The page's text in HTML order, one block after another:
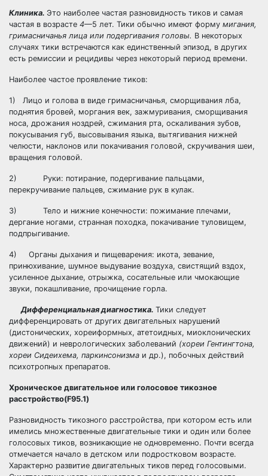
Клиника. Это наиболее частая разновидность тиков и самая
частая в возрасте 4—5 лет. Тики обычно имеют форму мигания,
гримасничанья лица или подергивания головы. В некоторых
случаях тики встречаются как единственный эпизод, в других
есть ремиссии и рецидивы через некоторый период времени.
Наиболее частое проявление тиков:
1) Лицо и голова в виде гримасничанья, сморщивания лба,
поднятия бровей, моргания век, зажмуривания, сморщивания
носа, дрожания ноздрей, сжимания рта, оскаливания зубов,
покусывания губ, высовывания языка, вытягивания нижней
челюсти, наклонов или покачивания головой, скручивания шеи,
вращения головой.
2) Руки: потирание, подергивание пальцами,
перекручивание пальцев, сжимание рук в кулак.
3) Тело и нижние конечности: пожимание плечами,
дергание ногами, странная походка, покачивание туловищем,
подпрыгивание.
4) Органы дыхания и пищеварения: икота, зевание,
принюхивание, шумное выдувание воздуха, свистящий вздох,
усиленное дыхание, отрыжка, сосательные или чмокающие
звуки, покашливание, прочищение горла.
Дифференциальная диагностика. Тики следует
дифференцировать от других двигательных нарушений
(дистонических, хореиформных, атетоидных, миоклонических
движений) и неврологических заболеваний (хореи Гентингтона,
хореи Сидеихема, паркинсонизма и др.), побочных действий
психотропных препаратов.
Хроническое двигательное или голосовое тикозное
расстройство(F95.1)
Разновидность тикозного расстройства, при котором есть или
имелись множественные двигательные тики и один или более
голосовых тиков, возникающие не одновременно. Почти всегда
отмечается начало в детском или подростковом возрасте.
Характерно развитие двигательных тиков перед голосовыми.